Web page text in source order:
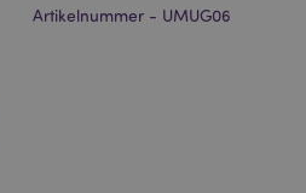
Artikelnummer - UMUG06